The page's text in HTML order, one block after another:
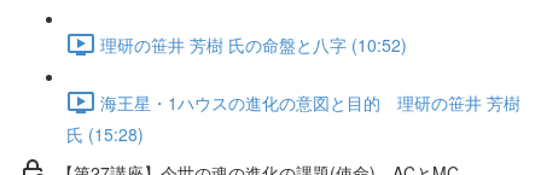
理研の笹井 芳樹 氏の命盤と八字 (10:52)
海王星・1ハウスの進化の意図と目的 理研の笹井 芳樹
氏 (15:28)